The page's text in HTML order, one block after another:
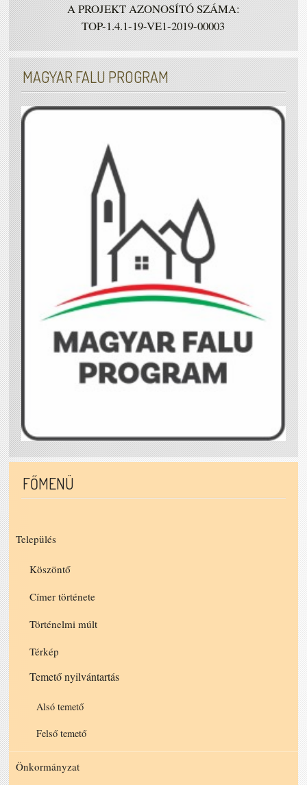
A PROJEKT AZONOSÍTÓ SZÁMA:
TOP-1.4.1-19-VE1-2019-00003
MAGYAR FALU PROGRAM
FŐMENÜ
Település
Köszöntő
Címer története
Történelmi múlt
Térkép
Temető nyilvántartás
Alsó temető
Felső temető
Önkormányzat